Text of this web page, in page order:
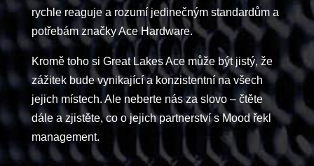
rychle reaguje a rozumí jedinečným standardům a
potřebám značky Ace Hardware.
Kromě toho si Great Lakes Ace může být jistý, že
zážitek bude vynikající a konzistentní na všech
jejich místech. Ale neberte nás za slovo – čtěte
dále a zjistěte, co o jejich partnerství s Mood řekl
management.